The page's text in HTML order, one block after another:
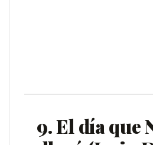
9. El día que